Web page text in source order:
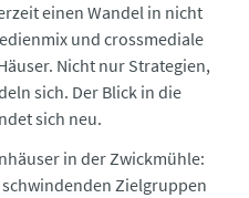
einen Wandel in nicht
und crossmediale
Nicht nur Strategien,
sich. Der Blick in die
sich neu.
in der Zwickmühle:
Zielgruppen